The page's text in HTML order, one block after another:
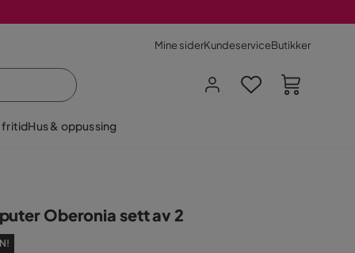
Mine siderKundeserviceButikker
fritidHus & oppussing
Oberonia sett av 2